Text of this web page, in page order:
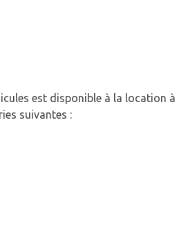
est disponible à la location
suivantes :